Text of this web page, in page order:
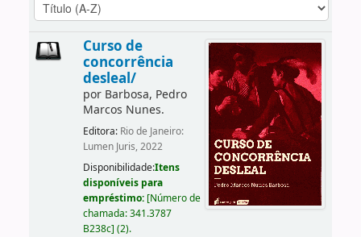
Curso de
concorrência
desleal/
por Barbosa, Pedro
Marcos Nunes.
Editora: Rio de Janeiro:
Lumen Juris, 2022
Disponibilidade:Itens
disponíveis para
empréstimo: [Número de
chamada:341.3787
B238c] (2).